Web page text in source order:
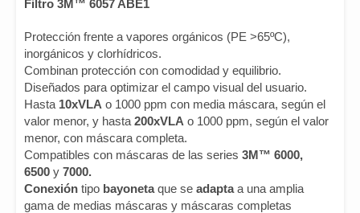
Filtro 3M™ 6057 ABE1
Protección frente a vapores orgánicos (PE >65ºC),
inorgánicos y clorhídricos.
Combinan protección con comodidad y equilibrio.
Diseñados para optimizar el campo visual del usuario.
Hasta 10xVLA o 1000 ppm con media máscara, según el
valor menor, y hasta 200xVLA o 1000 ppm, según el valor
menor, con máscara completa.
Compatibles con máscaras de las series 3M™ 6000,
6500 y 7000.
Conexión tipo bayonetaque se adaptaa una amplia
gama de medias máscaras y máscaras completas